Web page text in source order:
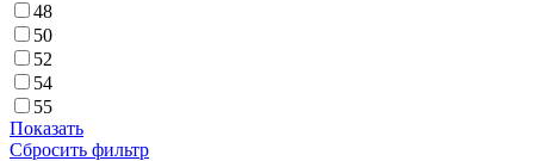
48
50
52
54
55
Показать
Сбросить фильтр